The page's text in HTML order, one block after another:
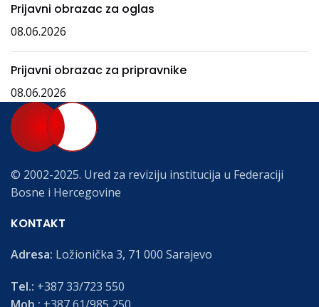
Prijavni obrazac za oglas
08.06.2026
Prijavni obrazac za pripravnike
08.06.2026
© 2002-2025. Ured za reviziju institucija u Federaciji
Bosne i Hercegovine
KONTAKT
Adresa: Ložionička 3, 71 000 Sarajevo
Tel.: +387 33/723 550